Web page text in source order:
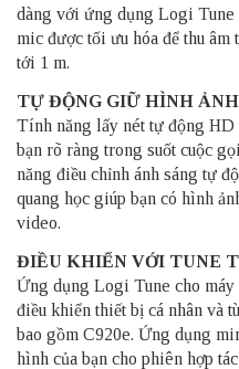
dàng với ứng dụng Logi Tune
mic được tối ưu hóa để thu
tới 1 m.
TỰ ĐỘNG GIỮ HÌNH
Tính năng lấy nét tự động HD
bạn rõ ràng trong suốt cuộc
năng điều chỉnh ánh sáng tự
quang học giúp bạn có hình
video.
ĐIỀU KHIỂN VỚI TUNE
Ứng dụng Logi Tune cho
điều khiển thiết bị cá nhân và
bao gồm C920e. Ứng dụng
hình của bạn cho phiên hợp